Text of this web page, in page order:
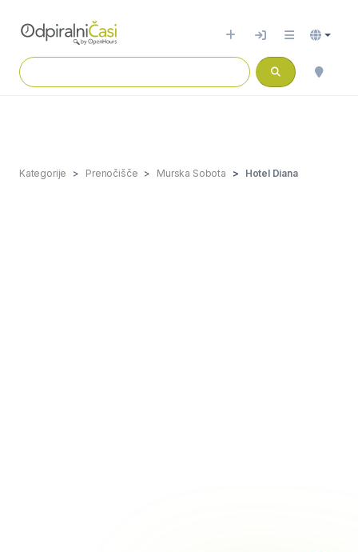
Kategorije Prenočišče Murska Sobota Hotel Diana